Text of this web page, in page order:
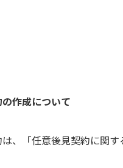
作成について
、「任意後見契約に関す